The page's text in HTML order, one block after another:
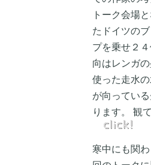
トーク会場
たドイツの
プを乗せ２
向はレンガ
使った走水
が向ってい
ります。 観
寒中にも関